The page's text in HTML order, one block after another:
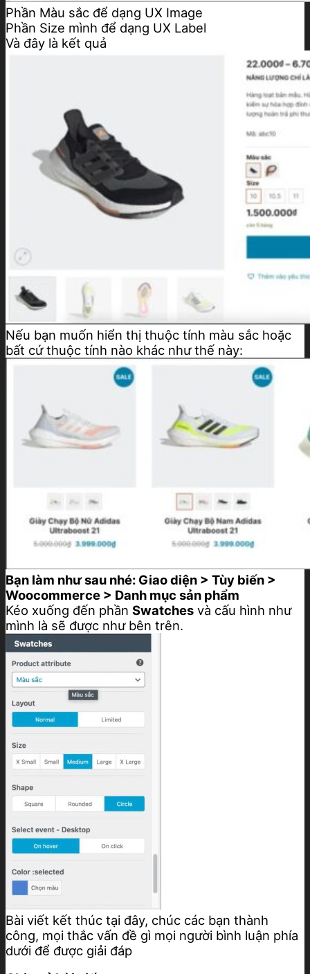
Phần Màu sắc để dạng UX Image
Phần Size mình để dạng UX Label
Và đây là kết quả
Nếu bạn muốn hiển thị thuộc tính màu sắc hoặc
bất cứ thuộc tính nào khác như thế này:
Bạn làm như sau nhé: Giao diện > Tùy biến >
Woocommerce > Danh mục sản phẩm
Kéo xuống đến phần Swatches và cấu hình như
mình là sẽ được như bên trên.
Bài viết kết thúc tại đây, chúc các bạn thành
công, mọi thắc vấn đề gì mọi người bình luận phía
dưới để được giải đáp